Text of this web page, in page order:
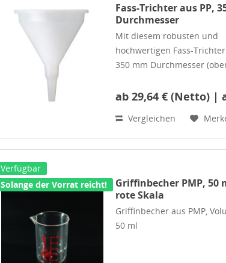
Fass-Trichter aus PP,
Durchmesser
Mit diesem robusten und
hochwertigen Fass-
350 mm Durchmesser
aus großen Gebinden
oben:...
ab 29,64 € (Netto) |
Vergleichen
Verfügbar
Solange der Vorrat reicht!
Griffinbecher PMP, 50
rote Skala
Griffinbecher aus PMP,
50 ml